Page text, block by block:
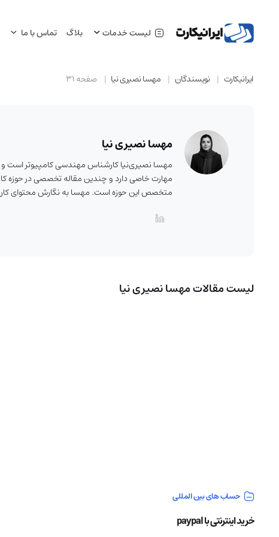
لیست خدمات بلاگ تماس با ما
ایرانیکارت نویسندگان مهسا نصیری نیا صفحه 31
مهسا نصیری نیا
مهسا نصیری‌نیا کارشناس مهندسی کامپیوتر است و
مهارت خاصی دارد و چندین مقاله تخصصی در حوزه‌
متخصص این حوزه است. مهسا به نگارش محتوای
لیست مقالات مهسا نصیری نیا
حساب های بین المللی
خرید اینترنتی با paypal